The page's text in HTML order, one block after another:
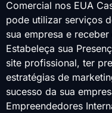
Comercial nos EUA
pode utilizar serviços
sua empresa e
Estabeleça sua
site profissional, ter
estratégias de
sucesso da sua
Empreendedores